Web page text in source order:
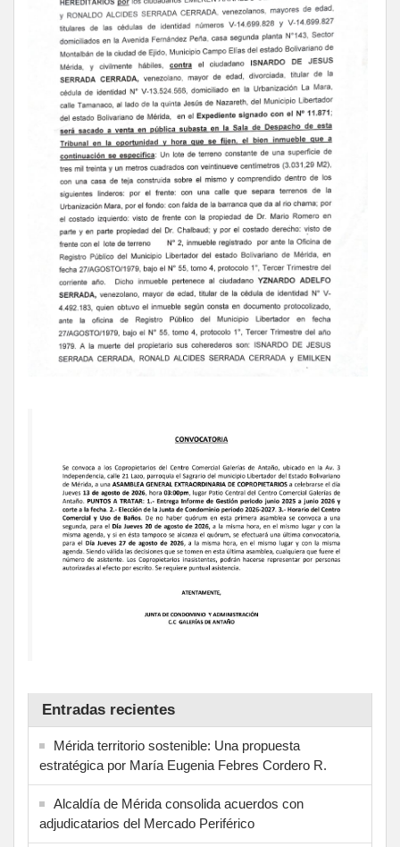
Entradas recientes
Mérida territorio sostenible: Una propuesta
estratégica por María Eugenia Febres Cordero R.
Alcaldía de Mérida consolida acuerdos con
adjudicatarios del Mercado Periférico